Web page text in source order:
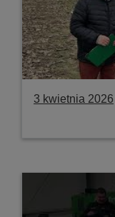
3 kwietnia 2026